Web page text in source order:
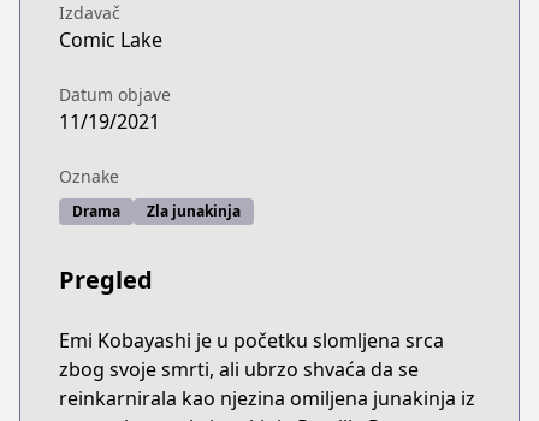
Izdavač
Comic Lake
Datum objave
11/19/2021
Oznake
Drama Zla junakinja
Pregled
Emi Kobayashi je u početku slomljena srca
zbog svoje smrti, ali ubrzo shvaća da se
reinkarnirala kao njezina omiljena junakinja iz